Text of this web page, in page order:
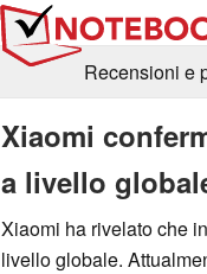
Recensioni e
Xiaomi
a livello
Xiaomi ha rivelato che
livello globale.